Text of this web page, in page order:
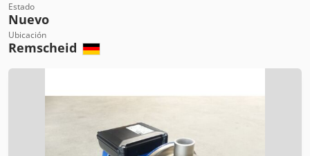
Estado
Nuevo
Ubicación
Remscheid